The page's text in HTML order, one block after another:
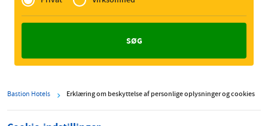
Zakelijk
Bastion Hotels Erklæring om beskyttelse af personlige oplysninger og cookies